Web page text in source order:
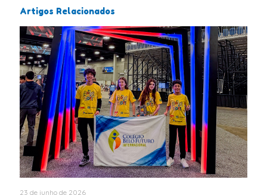
Artigos Relacionados
23 de junho de 2026